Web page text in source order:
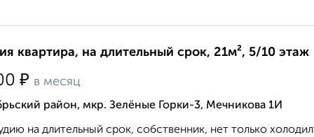
квартира, на длительный срок, 21м², 5/10 этаж
₽ в месяц
район, мкр. Зелёные Горки-3, Мечникова 1И
на длительный срок, собственник, нет только